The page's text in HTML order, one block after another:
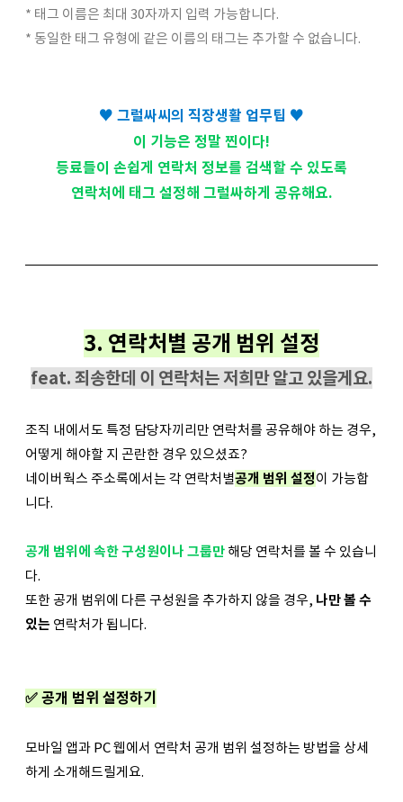
* 태그 이름은 최대 30자까지 입력 가능합니다.
* 동일한 태그 유형에 같은 이름의 태그는 추가할 수 없습니다.
♥ 그럴싸씨의 직장생활 업무팁 ♥
이 기능은 정말 찐이다!
등료들이 손쉽게 연락처 정보를 검색할 수 있도록
연락처에 태그 설정해 그럴싸하게 공유해요.
3. 연락처별 공개 범위 설정
feat. 죄송한데 이 연락처는 저희만 알고 있을게요.
조직 내에서도 특정 담당자끼리만 연락처를 공유해야 하는 경우,
어떻게 해야할 지 곤란한 경우 있으셨죠?
네이버웍스 주소록에서는 각 연락처별공개 범위 설정이 가능합
니다.
공개 범위에 속한 구성원이나 그룹만해당 연락처를 볼 수 있습니
다.
또한 공개 범위에 다른 구성원을 추가하지 않을 경우, 나만 볼 수
있는 연락처가 됩니다.
✅ 공개 범위 설정하기
모바일 앱과 PC 웹에서 연락처 공개 범위 설정하는 방법을 상세
하게 소개해드릴게요.